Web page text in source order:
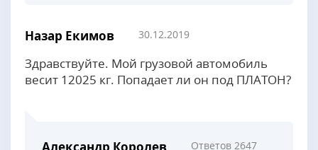
Назар Екимов 30.12.2019
Здравствуйте. Мой грузовой автомобиль
весит 12025 кг. Попадает ли он под ПЛАТОН?
Ответов 2647